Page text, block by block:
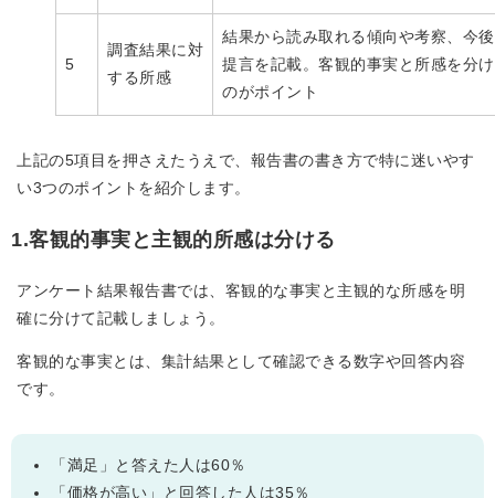
5
調査結果に対
する所感
結果から読み取れる傾向や考察、今
提言を記載。客観的事実と所感を分
のがポイント
上記の5項目を押さえたうえで、報告書の書き方で特に迷いやす
い3つのポイントを紹介します。
1.客観的事実と主観的所感は分ける
アンケート結果報告書では、客観的な事実と主観的な所感を明
確に分けて記載しましょう。
客観的な事実とは、集計結果として確認できる数字や回答内容
です。
「満足」と答えた人は60％
「価格が高い」と回答した人は35％